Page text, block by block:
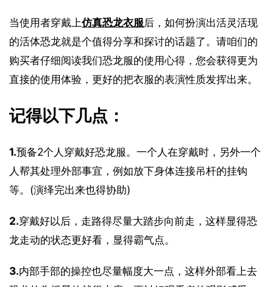
当使用者穿戴上仿真恐龙衣服后，如何扮演出活灵活现
的活体恐龙就是个值得分享和探讨的话题了。请咱们的
购买者仔细阅读我们恐龙服的使用心得，您会获得更为
直接的使用体验，更好的把衣服的表演性质发挥出来。
记得以下几点：
1.预备2个人穿戴好恐龙服。一个人在穿戴时，另外一个
人帮其处理外部事宜，例如放下身体连接吊杆的挂钩
等。(演绎完出来也得协助)
2.穿戴好以后，走路得尽量大踏步向前走，这样显得恐
龙走动的状态更好看，显得霸气点。
3.内部手部的操控也尽量幅度大一点，这样外部看上去